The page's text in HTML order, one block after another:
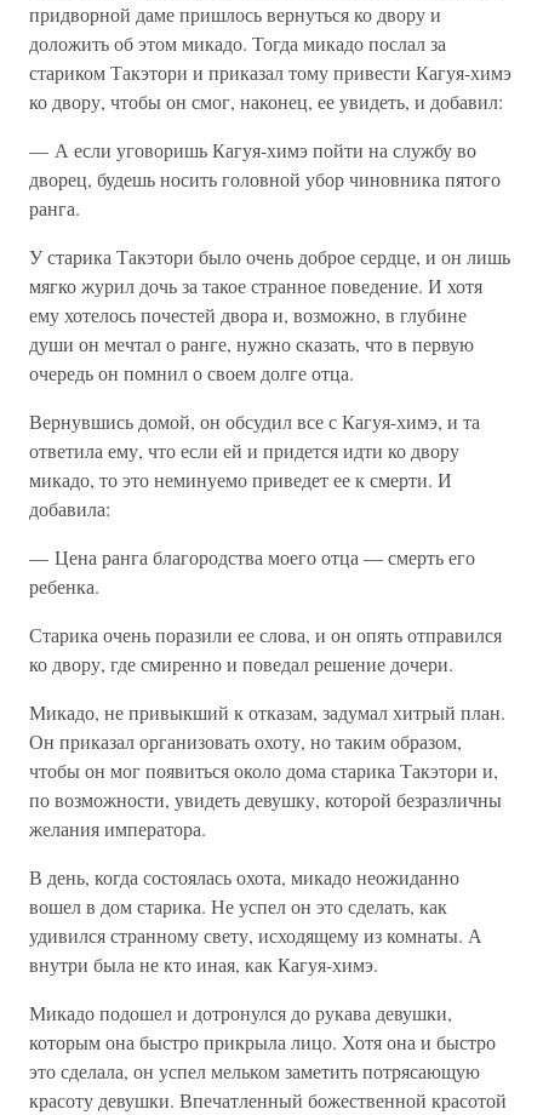
придворной даме пришлось вернуться ко двору и
доложить об этом микадо. Тогда микадо послал за
стариком Такэтори и приказал тому привести Кагуя-химэ
ко двору, чтобы он смог, наконец, ее увидеть, и добавил:
— А если уговоришь Кагуя-химэ пойти на службу во
дворец, будешь носить головной убор чиновника пятого
ранга.
У старика Такэтори было очень доброе сердце, и он лишь
мягко журил дочь за такое странное поведение. И хотя
ему хотелось почестей двора и, возможно, в глубине
души он мечтал о ранге, нужно сказать, что в первую
очередь он помнил о своем долге отца.
Вернувшись домой, он обсудил все с Кагуя-химэ, и та
ответила ему, что если ей и придется идти ко двору
микадо, то это неминуемо приведет ее к смерти. И
добавила:
— Цена ранга благородства моего отца — смерть его
ребенка.
Старика очень поразили ее слова, и он опять отправился
ко двору, где смиренно и поведал решение дочери.
Микадо, не привыкший к отказам, задумал хитрый план.
Он приказал организовать охоту, но таким образом,
чтобы он мог появиться около дома старика Такэтори и,
по возможности, увидеть девушку, которой безразличны
желания императора.
В день, когда состоялась охота, микадо неожиданно
вошел в дом старика. Не успел он это сделать, как
удивился странному свету, исходящему из комнаты. А
внутри была не кто иная, как Кагуя-химэ.
Микадо подошел и дотронулся до рукава девушки,
которым она быстро прикрыла лицо. Хотя она и быстро
это сделала, он успел мельком заметить потрясающую
красоту девушки. Впечатленный божественной красотой